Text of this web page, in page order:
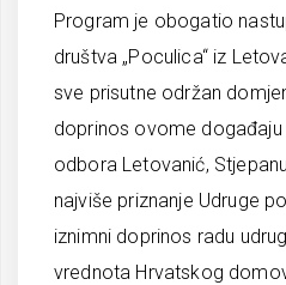
Program je obogatio
društva „Poculica“ iz
sve prisutne održan
doprinos ovome
odbora Letovanić,
najviše priznanje Udruge
iznimni doprinos radu
vrednota Hrvatskog